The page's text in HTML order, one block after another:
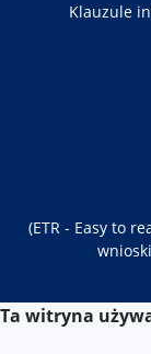
Klauzule
(ETR - Easy to
Ta witryna